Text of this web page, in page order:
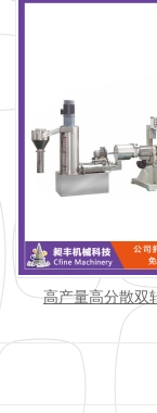
高产量高分散双